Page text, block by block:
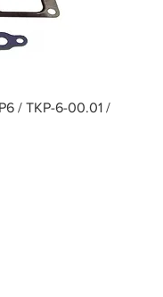
/ TKP-6-00.01 /